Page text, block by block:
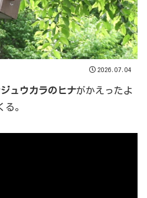
2026.07.04
ジュウカラのヒナがかえったよ
。